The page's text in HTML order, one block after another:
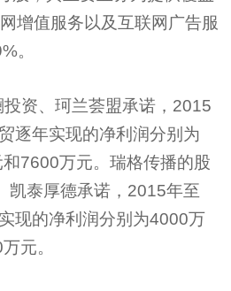
增值服务以及互联网广告服
。
资、珂兰荟盟承诺， 2015
逐年实现的净利润分别为
7600万元。瑞格传播的股
凯泰厚德承诺， 2015年至
现的净利润分别为4000万
万元。